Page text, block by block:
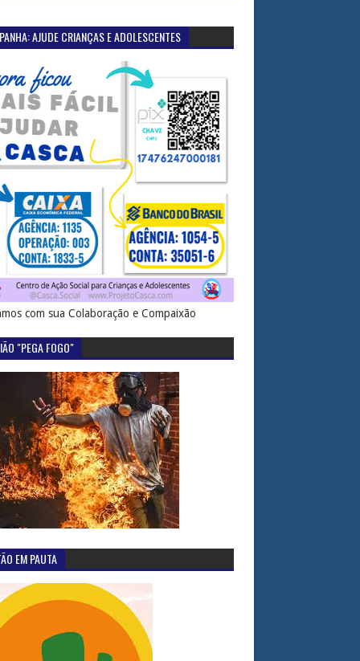
AJUDE CRIANÇAS E ADOLESCENTES
com sua Colaboração e Compaixão
"PEGA FOGO"
EM PAUTA